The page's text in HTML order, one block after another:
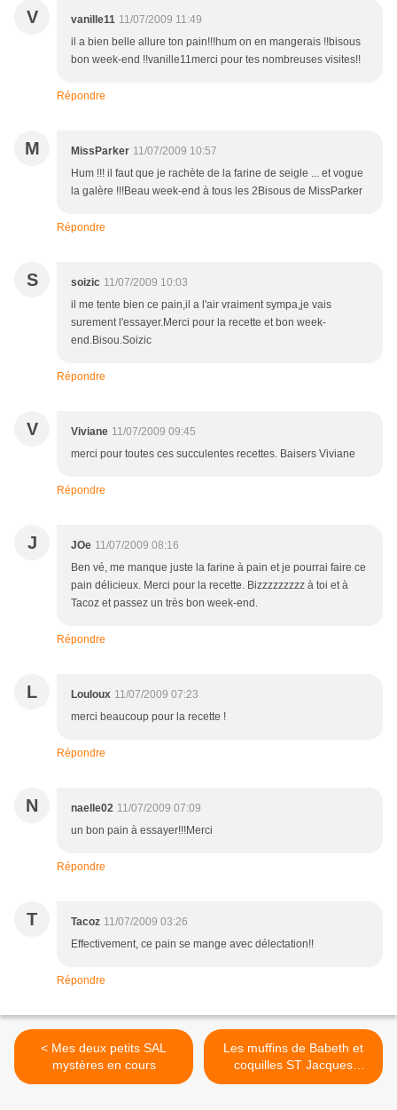
V vanille11 11/07/2009 11:49
il a bien belle allure ton pain!!!hum on en mangerais !!bisous
bon week-end !!vanille11merci pour tes nombreuses visites!!
Répondre
M MissParker 11/07/2009 10:57
Hum !!! il faut que je rachète de la farine de seigle ... et vogue
la galère !!!Beau week-end à tous les 2Bisous de MissParker
Répondre
S soizic 11/07/2009 10:03
il me tente bien ce pain,il a l'air vraiment sympa,je vais
surement l'essayer.Merci pour la recette et bon week-
end.Bisou.Soizic
Répondre
V Viviane 11/07/2009 09:45
merci pour toutes ces succulentes recettes. Baisers Viviane
Répondre
J JOe 11/07/2009 08:16
Ben vé, me manque juste la farine à pain et je pourrai faire ce
pain délicieux. Merci pour la recette. Bizzzzzzzzz à toi et à
Tacoz et passez un très bon week-end.
Répondre
L Louloux 11/07/2009 07:23
merci beaucoup pour la recette !
Répondre
N naelle02 11/07/2009 07:09
un bon pain à essayer!!!Merci
Répondre
T Tacoz 11/07/2009 03:26
Effectivement, ce pain se mange avec délectation!!
Répondre
< Mes deux petits SAL
mystères en cours
Les muffins de Babeth et
coquilles ST Jacques
poêlées, beurre demi sel >